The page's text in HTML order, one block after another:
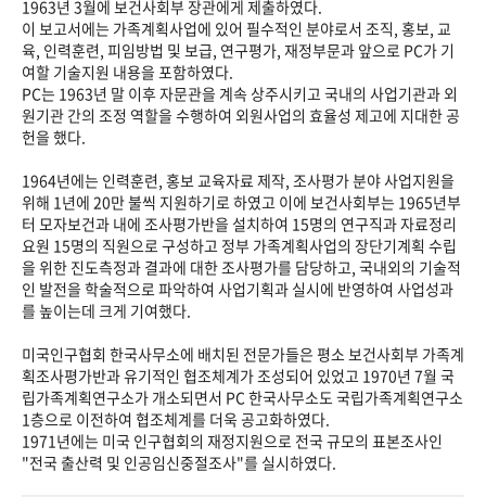
1963년 3월에 보건사회부 장관에게 제출하였다.
이 보고서에는 가족계획사업에 있어 필수적인 분야로서 조직, 홍보, 교
육, 인력훈련, 피임방법 및 보급, 연구평가, 재정부문과 앞으로 PC가 기
여할 기술지원 내용을 포함하였다.
PC는 1963년 말 이후 자문관을 계속 상주시키고 국내의 사업기관과 외
원기관 간의 조정 역할을 수행하여 외원사업의 효율성 제고에 지대한 공
헌을 했다.
1964년에는 인력훈련, 홍보 교육자료 제작, 조사평가 분야 사업지원을
위해 1년에 20만 불씩 지원하기로 하였고 이에 보건사회부는 1965년부
터 모자보건과 내에 조사평가반을 설치하여 15명의 연구직과 자료정리
요원 15명의 직원으로 구성하고 정부 가족계획사업의 장단기계획 수립
을 위한 진도측정과 결과에 대한 조사평가를 담당하고, 국내외의 기술적
인 발전을 학술적으로 파악하여 사업기획과 실시에 반영하여 사업성과
를 높이는데 크게 기여했다.
미국인구협회 한국사무소에 배치된 전문가들은 평소 보건사회부 가족계
획조사평가반과 유기적인 협조체계가 조성되어 있었고 1970년 7월 국
립가족계획연구소가 개소되면서 PC 한국사무소도 국립가족계획연구소
1층으로 이전하여 협조체계를 더욱 공고화하였다.
1971년에는 미국 인구협회의 재정지원으로 전국 규모의 표본조사인
"전국 출산력 및 인공임신중절조사"를 실시하였다.